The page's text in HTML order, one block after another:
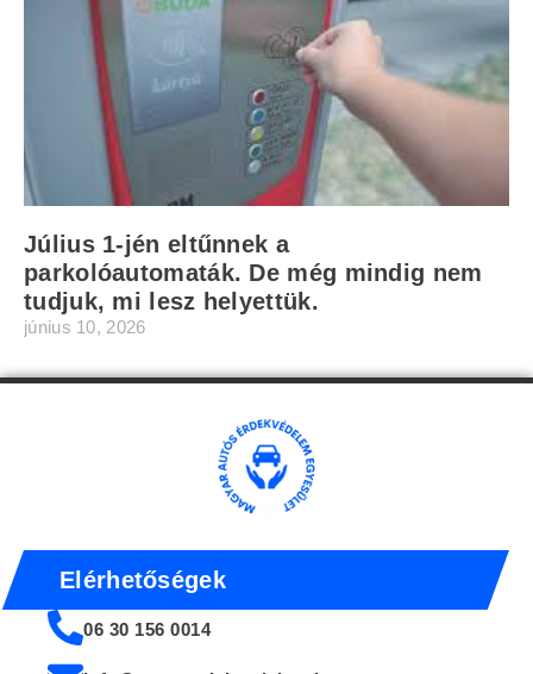
Július 1-jén eltűnnek a
parkolóautomaták. De még mindig nem
tudjuk, mi lesz helyettük.
június 10, 2026
Elérhetőségek
06 30 156 0014